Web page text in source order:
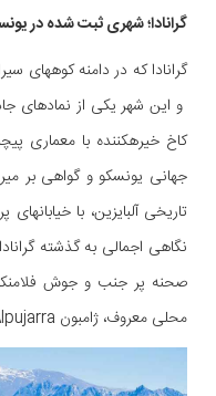
گرانادا؛ شهری ثبت شده در
گرانادا که در دامنه کوههای
و این شهر یکی از نمادهای
کاخ خیرهکننده با معماری
جهانی یونسکو و گواهی بر
تاریخی آلبایزین، با
نگاهی اجمالی به گذشته
صحنه پر جنب و جوش
محلی معروف، ژامبون Alpujarra لذت ببرند.